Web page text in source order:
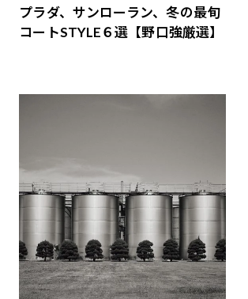
プラダ、サンローラン、冬の最旬
コートSTYLE６選【野口強厳選】